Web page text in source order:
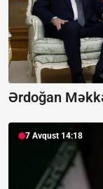
Ərdoğan
7 Avqust 14:18